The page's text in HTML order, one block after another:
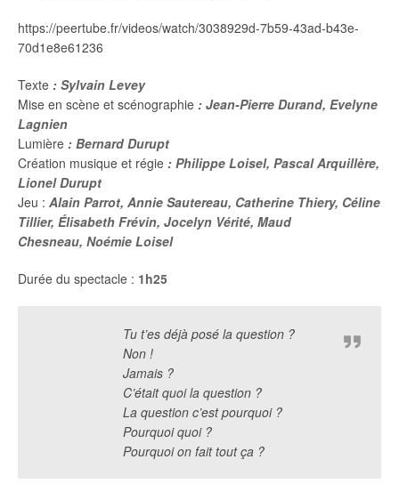
https://peertube.fr/videos/watch/3038929d-7b59-43ad-b43e-
70d1e8e61236
Texte : Sylvain Levey
Mise en scène et scénographie : Jean-Pierre Durand, Evelyne
Lagnien
Lumière : Bernard Durupt
Création musique et régie : Philippe Loisel, Pascal Arquillère,
Lionel Durupt
Jeu : Alain Parrot, Annie Sautereau, Catherine Thiery, Céline
Tillier, Élisabeth Frévin, Jocelyn Vérité, Maud
Chesneau, Noémie Loisel
Durée du spectacle : 1h25
Tu t’es déjà posé la question ?
Non !
Jamais ?
C’était quoi la question ?
La question c’est pourquoi ?
Pourquoi quoi ?
Pourquoi on fait tout ça ?